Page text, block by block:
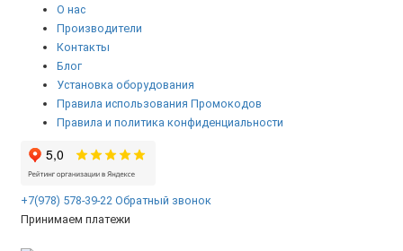
О нас
Производители
Контакты
Блог
Установка оборудования
Правила использования Промокодов
Правила и политика конфиденциальности
+7(978) 578-39-22 Обратный звонок
Принимаем платежи